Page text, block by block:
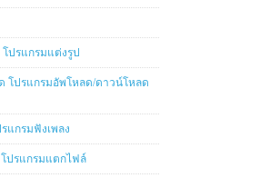
ปรแกรมแต่งรูป
โปรแกรมอัพโหลด/ดาวน์โหลด
แกรมฟังเพลง
ปรแกรมแตกไฟล์